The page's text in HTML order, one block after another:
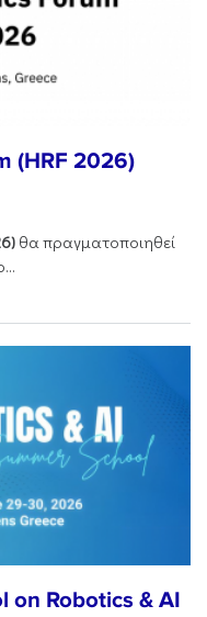
(HRF 2026)
θα πραγματοποιηθεί
on Robotics & AI